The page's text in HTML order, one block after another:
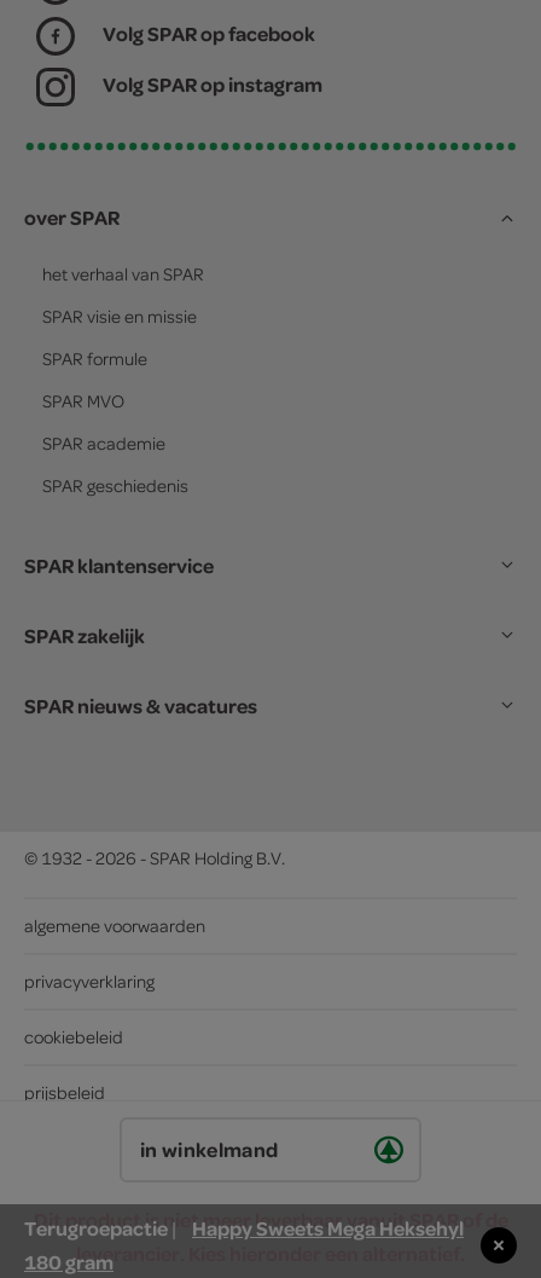
in winkelmand
Dit product is niet meer leverbaar vanuit SPAR of de
leverancier. Kies hieronder een alternatief.
Volg SPAR op facebook
Volg SPAR op instagram
over SPAR
het verhaal van SPAR
SPAR visie en missie
SPAR formule
SPAR MVO
SPAR academie
SPAR geschiedenis
SPAR klantenservice
SPAR zakelijk
SPAR nieuws & vacatures
© 1932 - 2026 - SPAR Holding B.V.
algemene voorwaarden
privacyverklaring
cookiebeleid
prijsbeleid
Terugroepactie|
Happy Sweets Mega Heksehyl
180 gram